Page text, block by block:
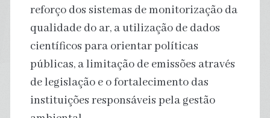
reforço dos sistemas de monitorização da
qualidade do ar, a utilização de dados
científicos para orientar políticas
públicas, a limitação de emissões através
de legislação e o fortalecimento das
instituições responsáveis pela gestão